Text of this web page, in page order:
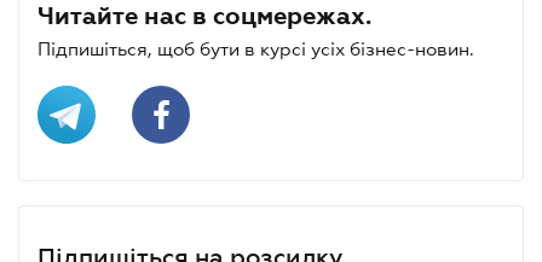
Читайте нас в соцмережах.
Підпишіться, щоб бути в курсі усіх бізнес-новин.